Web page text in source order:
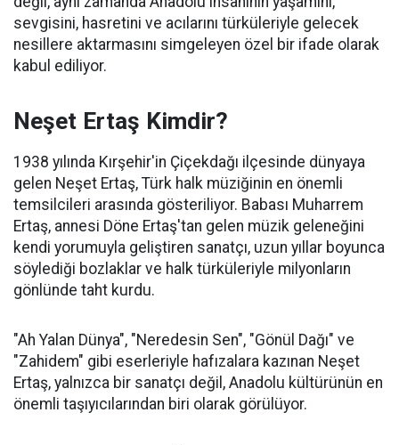
sevgisini, hasretini ve acılarını türküleriyle gelecek
nesillere aktarmasını simgeleyen özel bir ifade olarak
kabul ediliyor.
Neşet Ertaş Kimdir?
1938 yılında Kırşehir'in Çiçekdağı ilçesinde dünyaya
gelen Neşet Ertaş, Türk halk müziğinin en önemli
temsilcileri arasında gösteriliyor. Babası Muharrem
Ertaş, annesi Döne Ertaş'tan gelen müzik geleneğini
kendi yorumuyla geliştiren sanatçı, uzun yıllar boyunca
söylediği bozlaklar ve halk türküleriyle milyonların
gönlünde taht kurdu.
"Ah Yalan Dünya", "Neredesin Sen", "Gönül Dağı" ve
"Zahidem" gibi eserleriyle hafızalara kazınan Neşet
Ertaş, yalnızca bir sanatçı değil, Anadolu kültürünün en
önemli taşıyıcılarından biri olarak görülüyor.